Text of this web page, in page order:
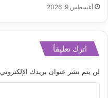
أغسطس 9, 2026
اترك تعليقاً
لن يتم نشر عنوان بريدك